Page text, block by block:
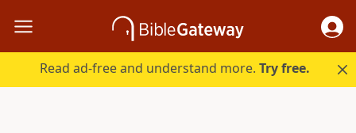
Read ad-free and understand more.Try free.